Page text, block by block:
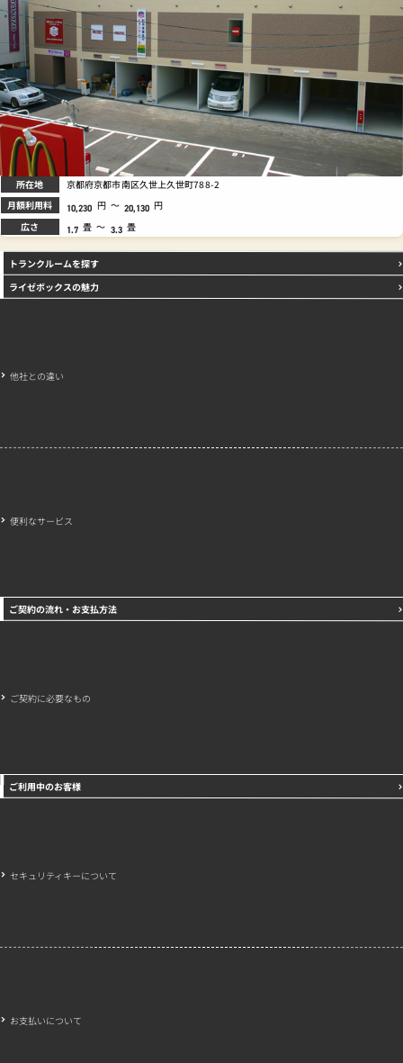
所在地 京都府京都市南区久世上久世町788-2
月額利用料 10,230 円 ～ 20,130 円
広さ 1.7 畳 ～ 3.3 畳
トランクルームを探す
ライゼボックスの魅力
他社との違い
便利なサービス
ご契約の流れ・お支払方法
ご契約に必要なもの
ご利用中のお客様
セキュリティキーについて
お支払いについて